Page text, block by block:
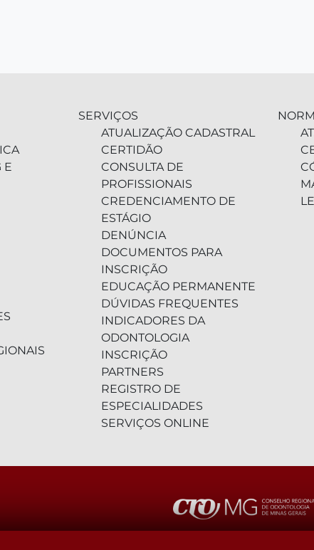
E
SERVIÇOS
ATUALIZAÇÃO CADASTRAL
CERTIDÃO
CONSULTA DE
PROFISSIONAIS
CREDENCIAMENTO DE
ESTÁGIO
DENÚNCIA
DOCUMENTOS PARA
INSCRIÇÃO
EDUCAÇÃO PERMANENTE
DÚVIDAS FREQUENTES
INDICADORES DA
ODONTOLOGIA
INSCRIÇÃO
PARTNERS
REGISTRO DE
ESPECIALIDADES
SERVIÇOS ONLINE